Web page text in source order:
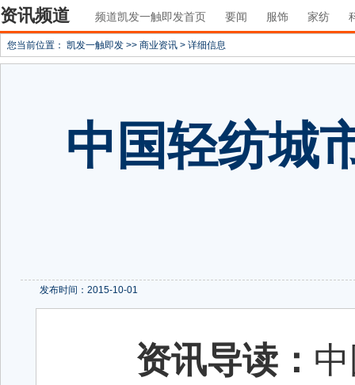
资讯频道 频道凯发一触即发首页 要闻 服饰 家纺
您当前位置： 凯发一触即发 >> 商业资讯 > 详细信息
中国轻纺城
发布时间：2015-10-01
资讯导读：